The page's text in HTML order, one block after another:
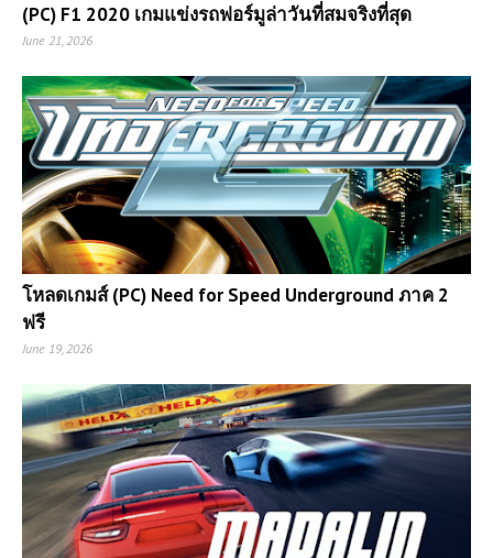
(PC) F1 2020 เกมแข่งรถฟอร์มูล่าวันที่สมจริงที่สุด
June 21, 2026
โหลดเกมส์ (PC) Need for Speed Underground ภาค 2
ฟรี
June 19, 2026
เกมส์ออนไลน์ฟรี Wasteland
Shooters – เกมยิงเอาชีวิตรอดในโลก